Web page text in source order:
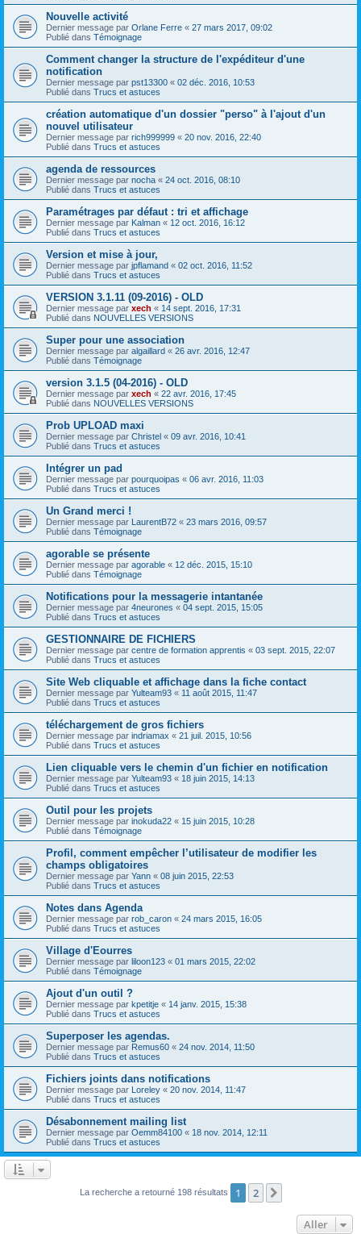
Nouvelle activité
Dernier message par Orlane Ferre « 27 mars 2017, 09:02
Publié dans Témoignage
Comment changer la structure de l'expéditeur d'une
notification
Dernier message par pst13300 « 02 déc. 2016, 10:53
Publié dans Trucs et astuces
création automatique d'un dossier "perso" à l'ajout d'un
nouvel utilisateur
Dernier message par rich999999 « 20 nov. 2016, 22:40
Publié dans Trucs et astuces
agenda de ressources
Dernier message par nocha « 24 oct. 2016, 08:10
Publié dans Trucs et astuces
Paramétrages par défaut : tri et affichage
Dernier message par Kalman « 12 oct. 2016, 16:12
Publié dans Trucs et astuces
Version et mise à jour,
Dernier message par jpflamand « 02 oct. 2016, 11:52
Publié dans Trucs et astuces
VERSION 3.1.11 (09-2016) - OLD
Dernier message par xech « 14 sept. 2016, 17:31
Publié dans NOUVELLES VERSIONS
Super pour une association
Dernier message par algaillard « 26 avr. 2016, 12:47
Publié dans Témoignage
version 3.1.5 (04-2016) - OLD
Dernier message par xech « 22 avr. 2016, 17:45
Publié dans NOUVELLES VERSIONS
Prob UPLOAD maxi
Dernier message par Christel « 09 avr. 2016, 10:41
Publié dans Trucs et astuces
Intégrer un pad
Dernier message par pourquoipas « 06 avr. 2016, 11:03
Publié dans Trucs et astuces
Un Grand merci !
Dernier message par LaurentB72 « 23 mars 2016, 09:57
Publié dans Témoignage
agorable se présente
Dernier message par agorable « 12 déc. 2015, 15:10
Publié dans Témoignage
Notifications pour la messagerie intantanée
Dernier message par 4neurones « 04 sept. 2015, 15:05
Publié dans Trucs et astuces
GESTIONNAIRE DE FICHIERS
Dernier message par centre de formation apprentis « 03 sept. 2015, 22:07
Publié dans Trucs et astuces
Site Web cliquable et affichage dans la fiche contact
Dernier message par Yulteam93 « 11 août 2015, 11:47
Publié dans Trucs et astuces
téléchargement de gros fichiers
Dernier message par indriamax « 21 juil. 2015, 10:56
Publié dans Trucs et astuces
Lien cliquable vers le chemin d'un fichier en notification
Dernier message par Yulteam93 « 18 juin 2015, 14:13
Publié dans Trucs et astuces
Outil pour les projets
Dernier message par inokuda22 « 15 juin 2015, 10:28
Publié dans Témoignage
Profil, comment empêcher l’utilisateur de modifier les
champs obligatoires
Dernier message par Yann « 08 juin 2015, 22:53
Publié dans Trucs et astuces
Notes dans Agenda
Dernier message par rob_caron « 24 mars 2015, 16:05
Publié dans Trucs et astuces
Village d'Eourres
Dernier message par liloon123 « 01 mars 2015, 22:02
Publié dans Témoignage
Ajout d'un outil ?
Dernier message par kpetitje « 14 janv. 2015, 15:38
Publié dans Trucs et astuces
Superposer les agendas.
Dernier message par Remus60 « 24 nov. 2014, 11:50
Publié dans Trucs et astuces
Fichiers joints dans notifications
Dernier message par Loreley « 20 nov. 2014, 11:47
Publié dans Trucs et astuces
Désabonnement mailing list
Dernier message par Oemm84100 « 18 nov. 2014, 12:11
Publié dans Trucs et astuces
La recherche a retourné 198 résultats 1 2
Aller